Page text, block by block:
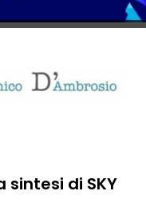
sintesi di SKY